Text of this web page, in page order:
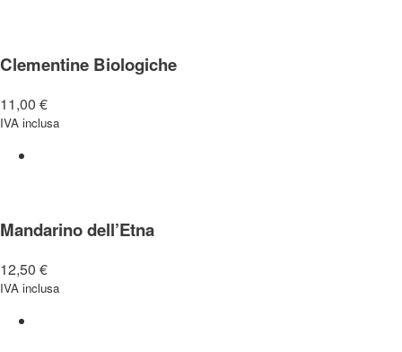
Clementine Biologiche
11,00 €
IVA inclusa
Mandarino dell’Etna
12,50 €
IVA inclusa